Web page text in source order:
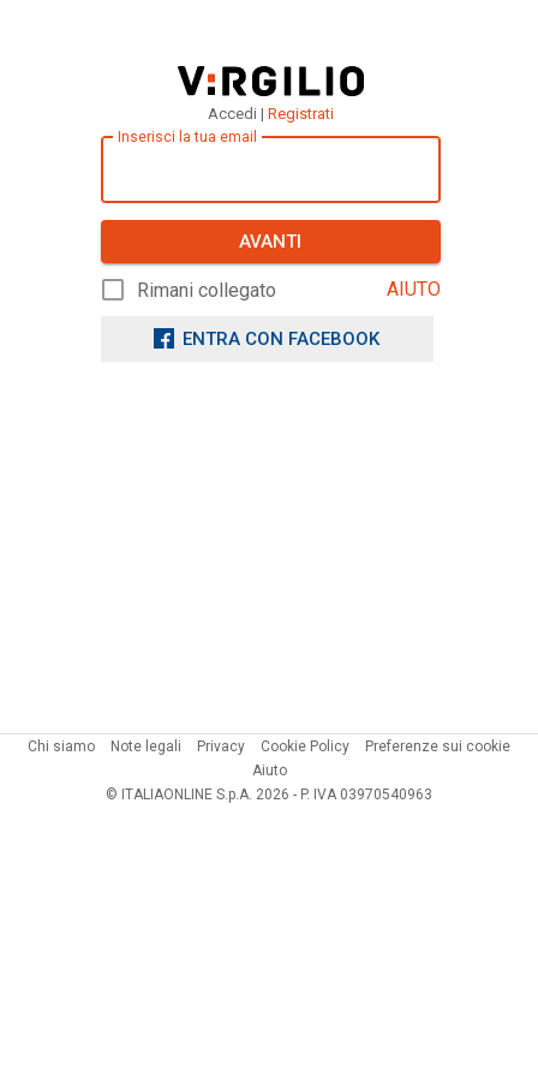
Accedi | Registrati
Inserisci la tua email
AVANTI
Rimani collegato AIUTO
ENTRA CON FACEBOOK
Chi siamo Note legali Privacy Cookie Policy
Preferenze sui cookie
Aiuto
© ITALIAONLINE S.p.A. 2026 - P. IVA 03970540963